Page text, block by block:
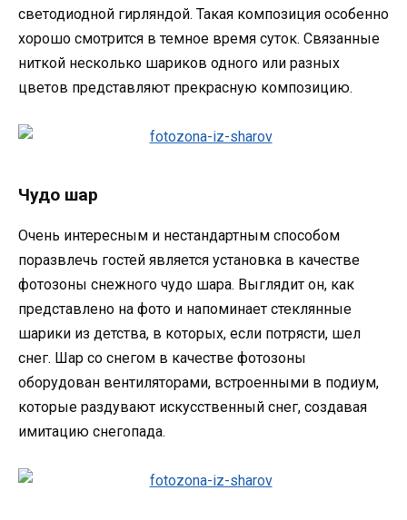
светодиодной гирляндой. Такая композиция особенно
хорошо смотрится в темное время суток. Связанные
ниткой несколько шариков одного или разных
цветов представляют прекрасную композицию.
Чудо шар
Очень интересным и нестандартным способом
поразвлечь гостей является установка в качестве
фотозоны снежного чудо шара. Выглядит он, как
представлено на фото и напоминает стеклянные
шарики из детства, в которых, если потрясти, шел
снег. Шар со снегом в качестве фотозоны
оборудован вентиляторами, встроенными в подиум,
которые раздувают искусственный снег, создавая
имитацию снегопада.